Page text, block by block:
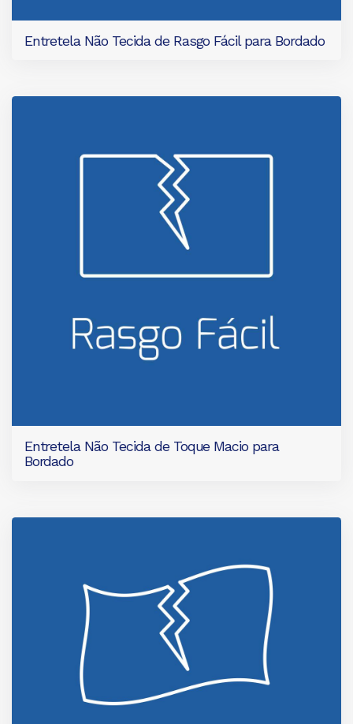
Entretela Não Tecida de Rasgo Fácil para Bordado
Entretela Não Tecida de Toque Macio para
Bordado